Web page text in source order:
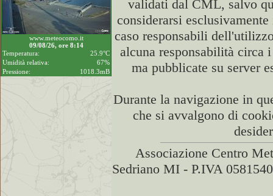
www.meteocomo.it
09/08/26, ore 8:14
Temperatura:
25.9°C
Umidità relativa:
67%
Pressione:
1018.3mB
validati dal CML, salvo
considerarsi
caso responsabili
alcuna responsabilità circa
ma pubblicate su server
Durante la navigazione in
che si avvalgono di
Associazione Centro
Sedriano MI - P.IVA